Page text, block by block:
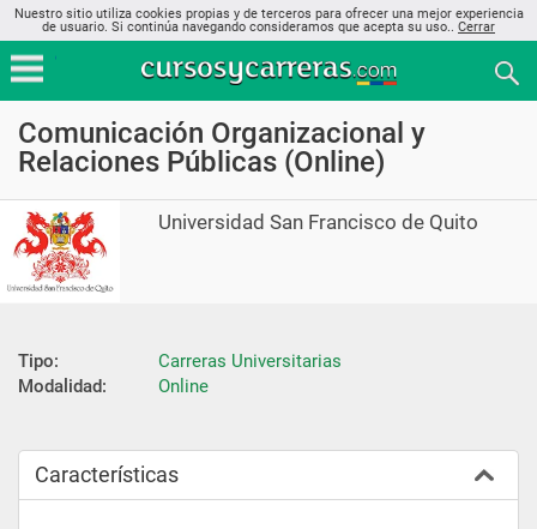
Nuestro sitio utiliza cookies propias y de terceros para ofrecer una mejor experiencia
de usuario. Si continúa navegando consideramos que acepta su uso.. Cerrar
Comunicación Organizacional y
Relaciones Públicas (Online)
Universidad San Francisco de Quito
Tipo:
Carreras Universitarias
Modalidad:
Online
Características